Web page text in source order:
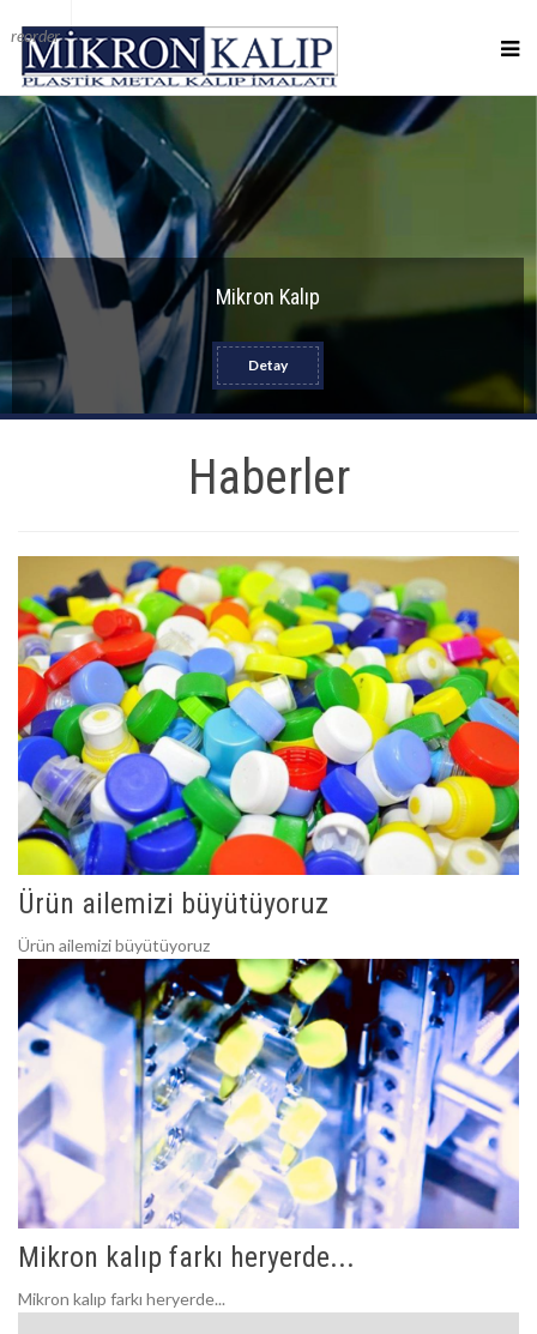
reorder
Mikron Kalıp
Detay
Haberler
Ürün ailemizi büyütüyoruz
Ürün ailemizi büyütüyoruz
Mikron kalıp farkı heryerde...
Mikron kalıp farkı heryerde...